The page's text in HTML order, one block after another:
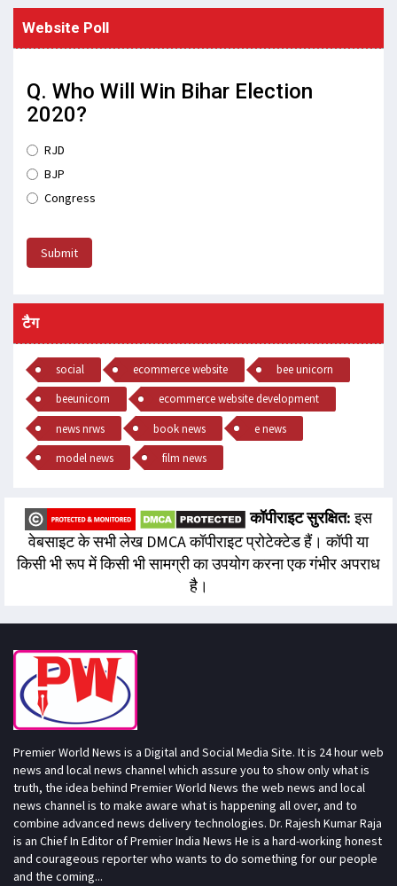
Website Poll
Q. Who Will Win Bihar Election
2020?
RJD
BJP
Congress
Submit
टैग
social ecommerce website
bee unicorn
beeunicorn
ecommerce website development
news nrws
book news
e news
model news
film news
कॉपीराइट सुरक्षित:इस
वेबसाइट के सभी लेख DMCA कॉपीराइट प्रोटेक्टेड हैं। कॉपी या
किसी भी रूप में किसी भी सामग्री का उपयोग करना एक गंभीर अपराध
है।
Premier World News is a Digital and Social Media Site. It is 24 hour web
news and local news channel which assure you to show only what is
truth, the idea behind Premier World News the web news and local
news channel is to make aware what is happening all over, and to
combine advanced news delivery technologies. Dr. Rajesh Kumar Raja
is an Chief In Editor of Premier India News He is a hard-working honest
and courageous reporter who wants to do something for our people
and the coming...